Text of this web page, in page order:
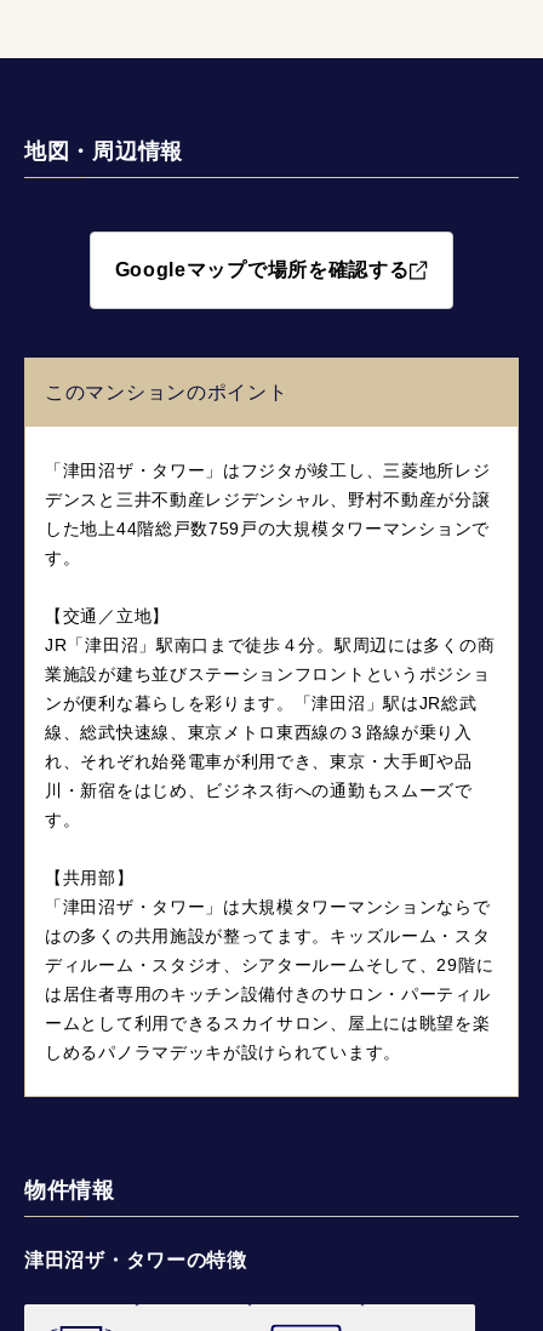
地図・周辺情報
Googleマップで場所を確認する
このマンションのポイント
「津田沼ザ・タワー」はフジタが竣工し、三菱地所レジ
デンスと三井不動産レジデンシャル、野村不動産が分譲
した地上44階総戸数759戸の大規模タワーマンションで
す。
【交通／立地】
JR「津田沼」駅南口まで徒歩４分。駅周辺には多くの商
業施設が建ち並びステーションフロントというポジショ
ンが便利な暮らしを彩ります。「津田沼」駅はJR総武
線、総武快速線、東京メトロ東西線の３路線が乗り入
れ、それぞれ始発電車が利用でき、東京・大手町や品
川・新宿をはじめ、ビジネス街への通勤もスムーズで
す。
【共用部】
「津田沼ザ・タワー」は大規模タワーマンションならで
はの多くの共用施設が整ってます。キッズルーム・スタ
ディルーム・スタジオ、シアタールームそして、29階に
は居住者専用のキッチン設備付きのサロン・パーティル
ームとして利用できるスカイサロン、屋上には眺望を楽
しめるパノラマデッキが設けられています。
物件情報
津田沼ザ・タワーの特徴